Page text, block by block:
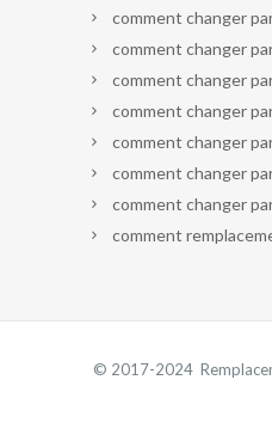
comment changer
comment changer
comment changer
comment changer
comment changer
comment changer
comment changer
comment
© 2017-2024